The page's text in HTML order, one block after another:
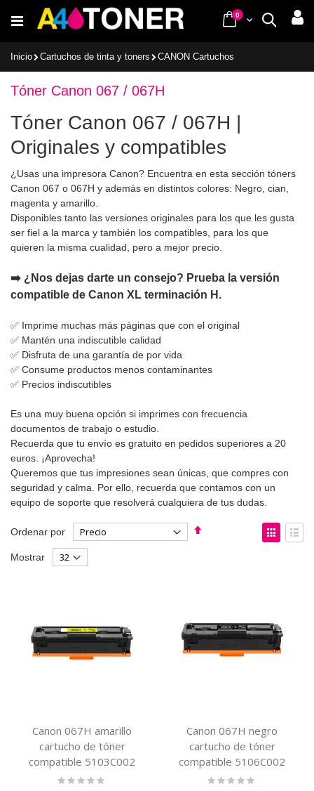
al
Buscar
Cart
0items
Inicio Cartuchos de tinta y toners CANON Cartuchos
Tóner Canon 067 / 067H
Tóner Canon 067 / 067H |
Originales y compatibles
¿Usas una impresora Canon? Encuentra en esta sección tóners
Canon 067 o 067H y además en distintos colores: Negro, cian,
magenta y amarillo.
Disponibles tanto las versiones originales para los que les gusta
ser fiel a la marca y también los compatibles, para los que
quieren la misma cualidad, pero a mejor precio.
➡️ ¿Nos dejas darte un consejo? Prueba la versión
compatible de Canon XL terminación H.
✅ Imprime muchas más páginas que con el original
✅ Mantén una indiscutible calidad
✅ Disfruta de una garantía de por vida
✅ Consume productos menos contaminantes
✅ Precios indiscutibles
Es una muy buena opción si imprimes con frecuencia
documentos de trabajo o estudio.
Recuerda que tu envío es gratuito en pedidos superiores a 20
euros. ¡Aprovecha!
Queremos que tus impresiones sean únicas, que compres con
seguridad y calma. Por ello, recuerda que contamos con un
equipo de soporte que resolverá cualquiera de tus dudas.
Ordenar por
Fijar
Ver
como
Mostrar
Canon 067H amarillo
cartucho de tóner
compatible 5103C002
Rating:
Canon 067H negro
cartucho de tóner
compatible 5106C002
Rating: